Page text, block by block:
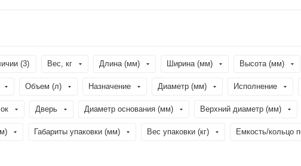
(3) Вес, кг Длина (мм) Ширина (мм) Высота (мм)
Объем (л) Назначение Диаметр (мм) Исполнение
Дверь Диаметр основания (мм) Верхний диаметр (мм)
Габариты упаковки (мм) Вес упаковки (кг) Емкость/кольцо